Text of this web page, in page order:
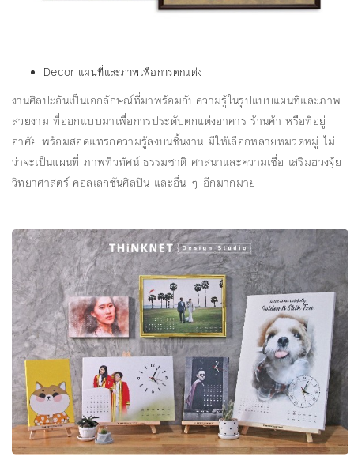
Decor แผนที่และภาพเพื่อการตกแต่ง
งานศิลปะอันเป็นเอกลักษณ์ที่มาพร้อมกับความรู้ในรูปแบบแผนที่และภาพ
สวยงาม ที่ออกแบบมาเพื่อการประดับตกแต่งอาคาร ร้านค้า หรือที่อยู่
อาศัย พร้อมสอดแทรกความรู้ลงบนชิ้นงาน มีให้เลือกหลายหมวดหมู่ ไม่
ว่าจะเป็นแผนที่ ภาพทิวทัศน์ ธรรมชาติ ศาสนาและความเชื่อ เสริมฮวงจุ้ย
วิทยาศาสตร์ คอลเลกชันศิลปิน และอื่น ๆ อีกมากมาย